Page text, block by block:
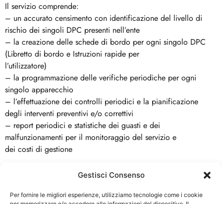
Gestisci Consenso
Per fornire le migliori esperienze, utilizziamo tecnologie come i cookie
Il servizio comprende:
– un accurato censimento con identificazione del livello di
rischio dei singoli DPC presenti nell’ente
– la creazione delle schede di bordo per ogni singolo DPC
(Libretto di bordo e Istruzioni rapide per
l’utilizzatore)
– la programmazione delle verifiche periodiche per ogni
singolo apparecchio
– l’effettuazione dei controlli periodici e la pianificazione
degli interventi preventivi e/o correttivi
– report periodici e statistiche dei guasti e dei
malfunzionamenti per il monitoraggio del servizio e
dei costi di gestione
Il servizio comprende inoltre specifici corsi di formazione o di
DPC, svolti in collaborazione con un centro di formazione